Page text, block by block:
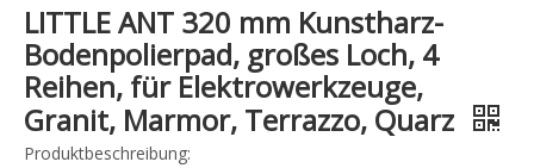
LITTLE ANT 320 mm Kunstharz-
Bodenpolierpad, großes Loch, 4
Reihen, für Elektrowerkzeuge,
Granit, Marmor, Terrazzo, Quarz
Produktbeschreibung: